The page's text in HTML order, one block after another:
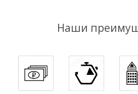
Наши